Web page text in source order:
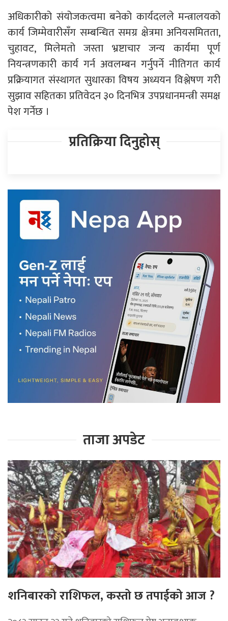
अधिकारीको संयोजकत्वमा बनेको कार्यदलले मन्त्रालयको
कार्य जिम्मेवारीसँग सम्बन्धित समग्र क्षेत्रमा अनियसमितता,
चुहावट, मिलेमतो जस्ता भ्रष्टाचार जन्य कार्यमा पूर्ण
नियन्त्रणकारी कार्य गर्न अवलम्बन गर्नुपर्ने नीतिगत कार्य
प्रक्रियागत संस्थागत सुधारका विषय अध्ययन विश्लेषण गरी
सुझाव सहितका प्रतिवेदन ३० दिनभित्र उपप्रधानमन्त्री समक्ष
पेश गर्नेछ ।
प्रतिक्रिया दिनुहोस्
ताजा अपडेट
शनिबारको राशिफल, कस्तो छ तपाईको आज ?